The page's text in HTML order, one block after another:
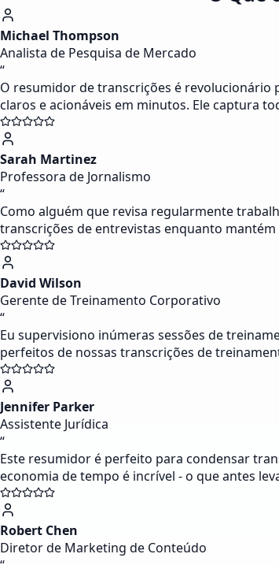
Michael Thompson
Analista de Pesquisa de Mercado
“
O resumidor de transcrições é revolucionário
claros e acionáveis em minutos. Ele captura
Sarah Martinez
Professora de Jornalismo
“
Como alguém que revisa regularmente
transcrições de entrevistas enquanto
David Wilson
Gerente de Treinamento Corporativo
“
Eu supervisiono inúmeras sessões de
perfeitos de nossas transcrições de
Jennifer Parker
Assistente Jurídica
“
Este resumidor é perfeito para condensar
economia de tempo é incrível - o que antes
Robert Chen
Diretor de Marketing de Conteúdo